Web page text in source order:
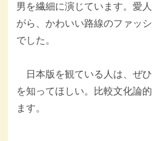
男を繊細に演じています。愛
がら、かわいい路線のファッ
でした。
日本版を観ている人は、ぜ
を知ってほしい。比較文化論
ます。